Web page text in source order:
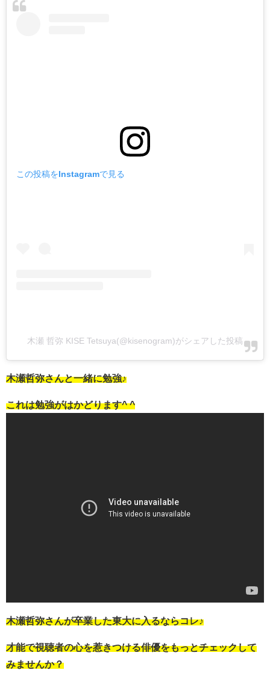
この投稿をInstagramで見る
木瀬 哲弥 KISE Tetsuya(@kisenogram)がシェアした投稿
木瀬哲弥さんと一緒に勉強♪
これは勉強がはかどります^ ^
木瀬哲弥さんが卒業した東大に入るならコレ♪
才能で視聴者の心を惹きつける俳優をもっとチェックして
みませんか？